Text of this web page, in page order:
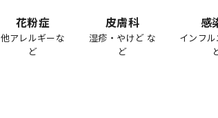
花粉症
他アレルギーな
ど
皮膚科
湿疹・やけど な
ど
感
インフ